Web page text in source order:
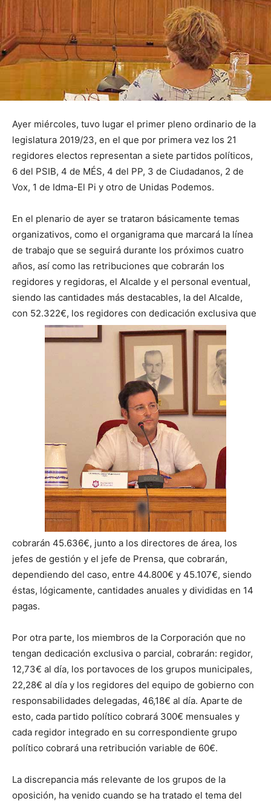
Ayer miércoles, tuvo lugar el primer pleno ordinario de la
legislatura 2019/23, en el que por primera vez los 21
regidores electos representan a siete partidos políticos,
6 del PSIB, 4 de MÉS, 4 del PP, 3 de Ciudadanos, 2 de
Vox, 1 de Idma-El Pi y otro de Unidas Podemos.
En el plenario de ayer se trataron básicamente temas
organizativos, como el organigrama que marcará la línea
de trabajo que se seguirá durante los próximos cuatro
años, así como las retribuciones que cobrarán los
regidores y regidoras, el Alcalde y el personal eventual,
siendo las cantidades más destacables, la del Alcalde,
con 52.322€, los regidores con dedicación exclusiva que
cobrarán 45.636€, junto a los directores de área, los
jefes de gestión y el jefe de Prensa, que cobrarán,
dependiendo del caso, entre 44.800€ y 45.107€, siendo
éstas, lógicamente, cantidades anuales y divididas en 14
pagas.
Por otra parte, los miembros de la Corporación que no
tengan dedicación exclusiva o parcial, cobrarán: regidor,
12,73€ al día, los portavoces de los grupos municipales,
22,28€ al día y los regidores del equipo de gobierno con
responsabilidades delegadas, 46,18€ al día. Aparte de
esto, cada partido político cobrará 300€ mensuales y
cada regidor integrado en su correspondiente grupo
político cobrará una retribución variable de 60€.
La discrepancia más relevante de los grupos de la
oposición, ha venido cuando se ha tratado el tema del